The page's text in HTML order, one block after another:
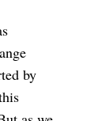
by